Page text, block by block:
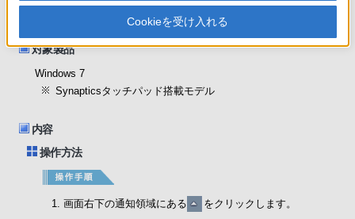
[マウスのプロパティ]画面から[デバイス設定]画面を開いて、タッチパッド
対象製品
Windows 7
Synapticsタッチパッド搭載モデル
内容
操作方法
画面右下の通知領域にある をクリックします。
Cookieを受け入れる